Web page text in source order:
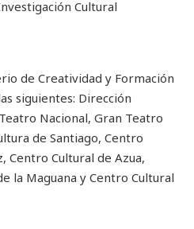
Cultural
de Creatividad y Formación
siguientes: Dirección
Nacional, Gran Teatro
de Santiago, Centro
Centro Cultural de Azua,
la Maguana y Centro Cultural